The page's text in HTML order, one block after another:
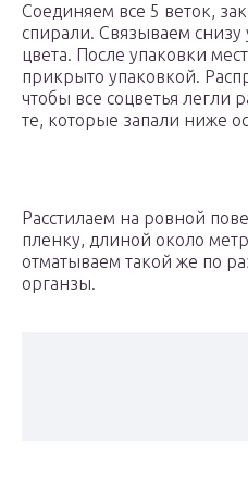
Соединяем все 5 веток,
спирали. Связываем
цвета. После упаковки
прикрыто упаковкой.
чтобы все соцветья
те, которые запали ниже
Расстилаем на ровной
пленку, длиной около
отматываем такой же по
органзы.